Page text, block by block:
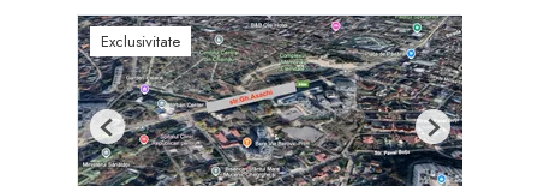
Exclusivitate
Previous Next